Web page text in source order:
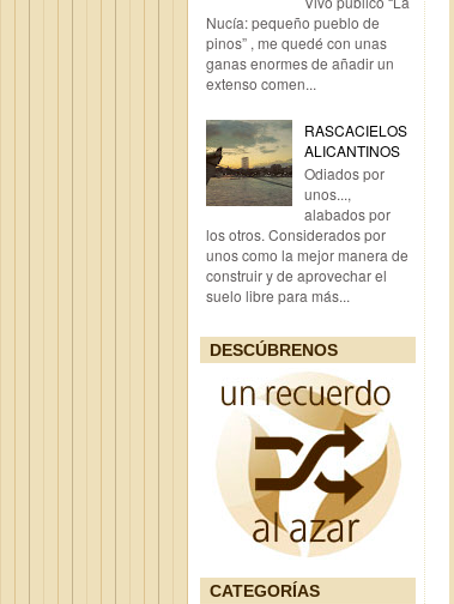
Nucía: pequeño pueblo de
pinos” , me quedé con unas
ganas enormes de añadir un
extenso comen...
RASCACIELOS
ALICANTINOS
Odiados por
unos...,
alabados por
los otros. Considerados por
unos como la mejor manera de
construir y de aprovechar el
suelo libre para más...
DESCÚBRENOS
CATEGORÍAS